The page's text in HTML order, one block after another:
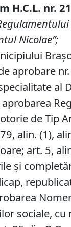
H.C.L. nr.
Nicolae”;
aprobare
al
de Tip
alin. (1),
art. 5,
și
sociale,